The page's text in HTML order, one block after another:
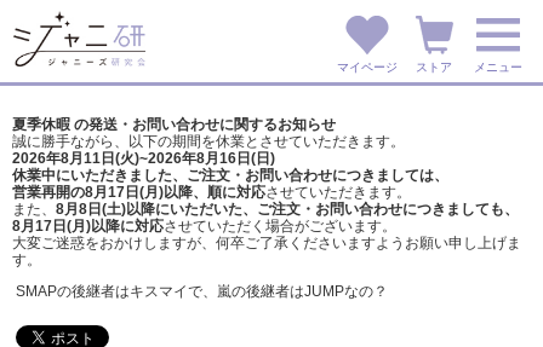
マイページ ストア メニュー
夏季休暇 の発送・お問い合わせに関するお知らせ
誠に勝手ながら、以下の期間を休業とさせていただきます。
2026年8月11日(火)~2026年8月16日(日)
休業中にいただきました、ご注文・お問い合わせにつきましては、
営業再開の8月17日(月)以降、順に対応させていただきます。
また、 8月8日(土)以降にいただいた、ご注文・ お問い合わせにつきましても、
8月17日(月)以降に対応させていただく場合がございます。
大変ご迷惑をおかけしますが、 何卒ご了承くださいますようお願い申し上げま
す。
SMAPの後継者はキスマイで、嵐の後継者はJUMPなの？